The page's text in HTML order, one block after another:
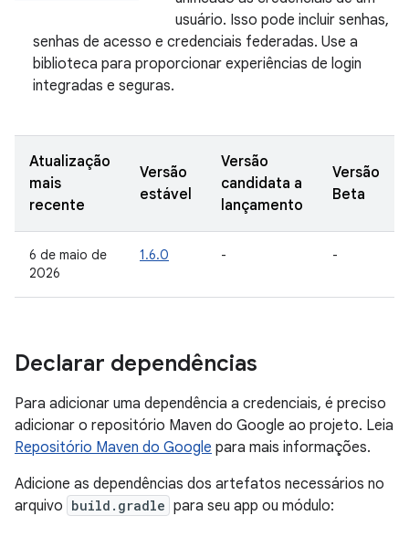
usuário. Isso pode incluir senhas,
senhas de acesso e credenciais federadas. Use a
biblioteca para proporcionar experiências de login
integradas e seguras.
Atualização
mais
recente
Versão
estável
Versão
candidata a
lançamento
Versão
Beta
6 de maio de
2026
1.6.0 - -
Declarar dependências
Para adicionar uma dependência a credenciais, é preciso
adicionar o repositório Maven do Google ao projeto. Leia
Repositório Maven do Google para mais informações.
Adicione as dependências dos artefatos necessários no
arquivo build.gradle para seu app ou módulo: